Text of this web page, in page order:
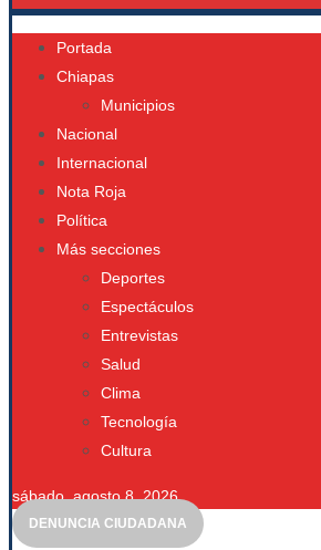
Portada
Chiapas
Municipios
Nacional
Internacional
Nota Roja
Política
Más secciones
Deportes
Espectáculos
Entrevistas
Salud
Clima
Tecnología
Cultura
sábado, agosto 8, 2026
DENUNCIA CIUDADANA